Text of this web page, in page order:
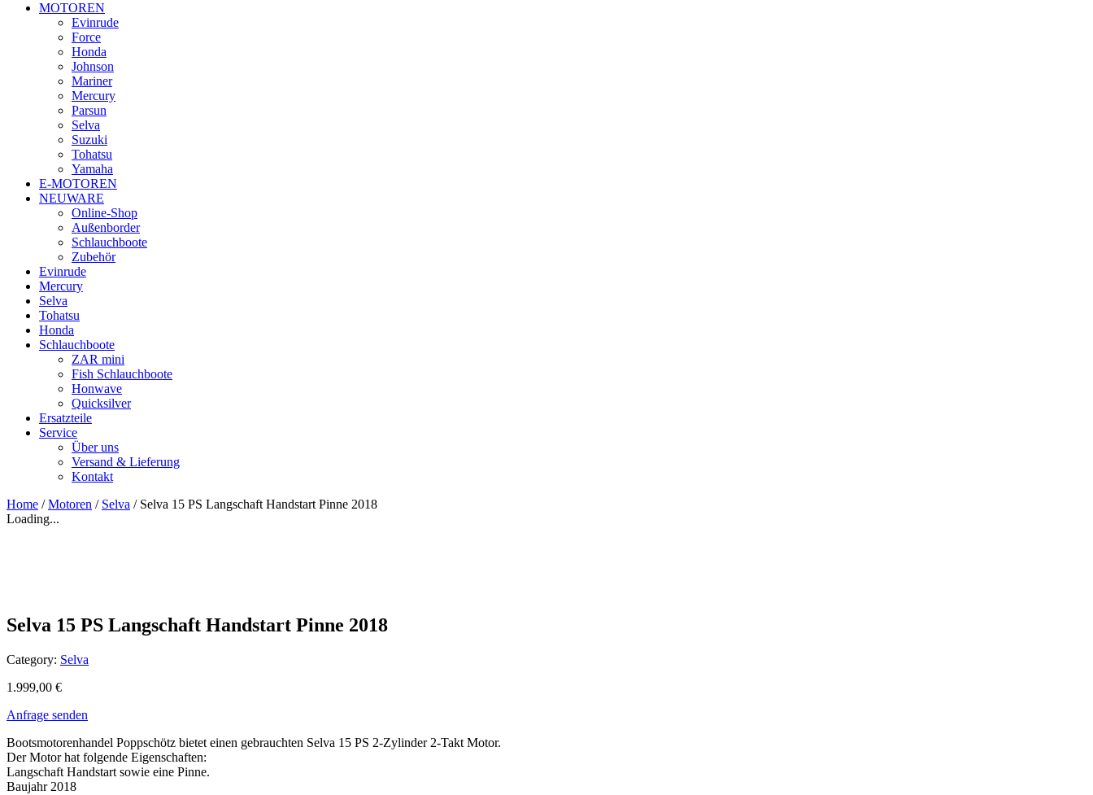
MOTOREN
Evinrude
Force
Honda
Johnson
Mariner
Mercury
Parsun
Selva
Suzuki
Tohatsu
Yamaha
E-MOTOREN
NEUWARE
Online-Shop
Außenborder
Schlauchboote
Zubehör
Evinrude
Mercury
Selva
Tohatsu
Honda
Schlauchboote
ZAR mini
Fish Schlauchboote
Honwave
Quicksilver
Ersatzteile
Service
Über uns
Versand & Lieferung
Kontakt
Home /Motoren / Selva / Selva 15 PS Langschaft Handstart Pinne 2018
Loading...
Selva 15 PS Langschaft Handstart Pinne 2018
Category: Selva
1.999,00 €
Anfrage senden
Bootsmotorenhandel Poppschötz bietet einen gebrauchten Selva 15 PS 2-Zylinder 2-Takt Motor.
Der Motor hat folgende Eigenschaften:
Langschaft Handstart sowie eine Pinne.
Baujahr 2018